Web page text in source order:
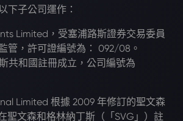
下子公司運作：
Limited，受塞浦路斯證券交易委員
管，許可證編號為： 092/08。
共和國註冊成立，公司編號為
Limited 根據 2009 年修訂的聖文森
聖文森和格林納丁斯（「SVG」）註